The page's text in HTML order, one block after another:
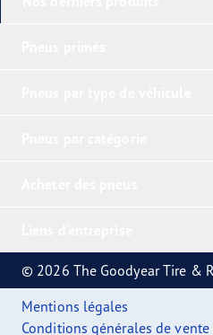
© 2026 The Goodyear Tire &
Mentions légales
Conditions générales de vente